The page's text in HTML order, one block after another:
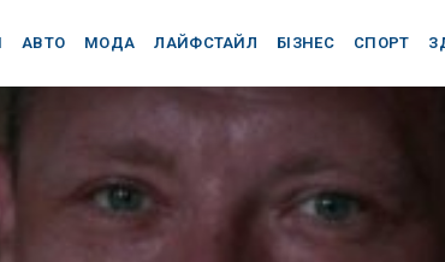
АВТО МОДА ЛАЙФСТАЙЛ БІЗНЕС СПОРТ